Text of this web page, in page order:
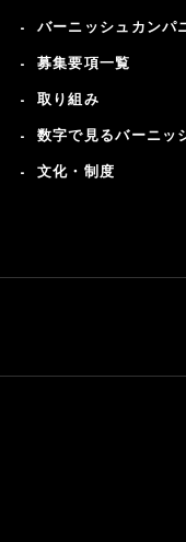
バーニッシュカンパ
募集要項一覧
取り組み
数字で見るバーニッ
文化・制度